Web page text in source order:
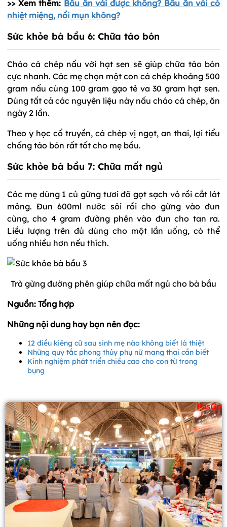
>> Xem thêm: Bầu ăn vải được không? Bầu ăn vải có
nhiệt miệng, nổi mụn không?
Sức khỏe bà bầu 6: Chữa táo bón
Cháo cá chép nấu với hạt sen sẽ giúp chữa táo bón
cực nhanh. Các mẹ chọn một con cá chép khoảng 500
gram nấu cùng 100 gram gạo tẻ va 30 gram hạt sen.
Dùng tất cả các nguyên liệu này nấu cháo cá chép, ăn
ngày 2 lần.
Theo y học cổ truyền, cá chép vị ngọt, an thai, lợi tiểu
chống táo bón rất tốt cho mẹ bầu.
Sức khỏe bà bầu 7: Chữa mất ngủ
Các mẹ dùng 1 củ gừng tươi đã gọt sạch vỏ rồi cắt lát
mỏng. Đun 600ml nước sôi rồi cho gừng vào đun
cùng, cho 4 gram đường phên vào đun cho tan ra.
Liều lượng trên đủ dùng cho một lần uống, có thể
uống nhiều hơn nếu thích.
Trà gừng đường phên giúp chữa mất ngủ cho bà bầu
Nguồn: Tổng hợp
Những nội dung hay bạn nên đọc:
12 điều kiêng cữ sau sinh mẹ nào không biết là thiệt
Những quy tắc phong thủy phụ nữ mang thai cần biết
Kinh nghiệm phát triển chiều cao cho con từ trong
bụng